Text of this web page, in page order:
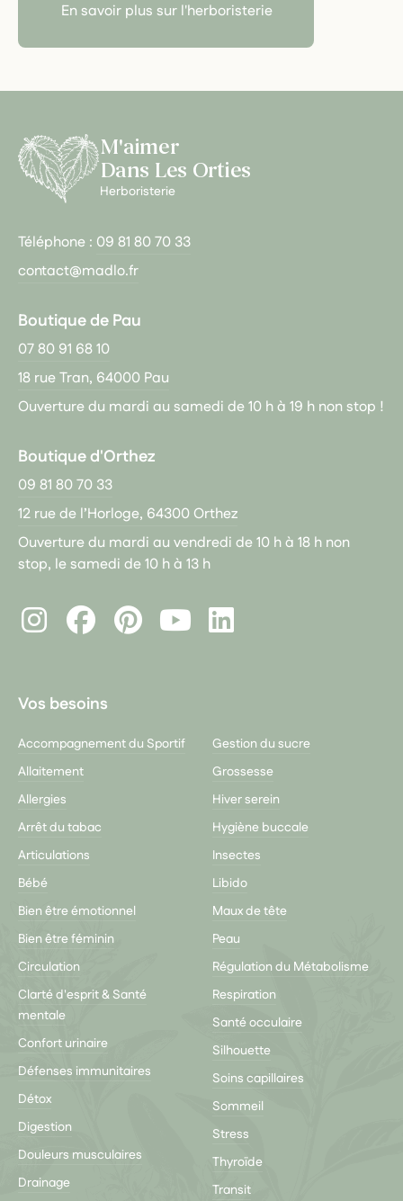
En savoir plus sur l'herboristerie
M'aimer
Dans Les Orties
Herboristerie
Téléphone : 09 81 80 70 33
contact@madlo.fr
Boutique de Pau
07 80 91 68 10
18 rue Tran, 64000 Pau
Ouverture du mardi au samedi de 10 h à 19 h non stop !
Boutique d'Orthez
09 81 80 70 33
12 rue de l’Horloge, 64300 Orthez
Ouverture du mardi au vendredi de 10 h à 18 h non
stop, le samedi de 10 h à 13 h
InstagramFacebookPinterest
LinkedIn
Vos besoins
Accompagnement du Sportif
Allaitement
Allergies
Arrêt du tabac
Articulations
Bébé
Bien être émotionnel
Bien être féminin
Circulation
Clarté d'esprit & Santé
mentale
Confort urinaire
Défenses immunitaires
Détox
Digestion
Douleurs musculaires
Drainage
Gestion du sucre
Grossesse
Hiver serein
Hygiène buccale
Insectes
Libido
Maux de tête
Peau
Régulation du Métabolisme
Respiration
Santé occulaire
Silhouette
Soins capillaires
Sommeil
Stress
Thyroïde
Transit